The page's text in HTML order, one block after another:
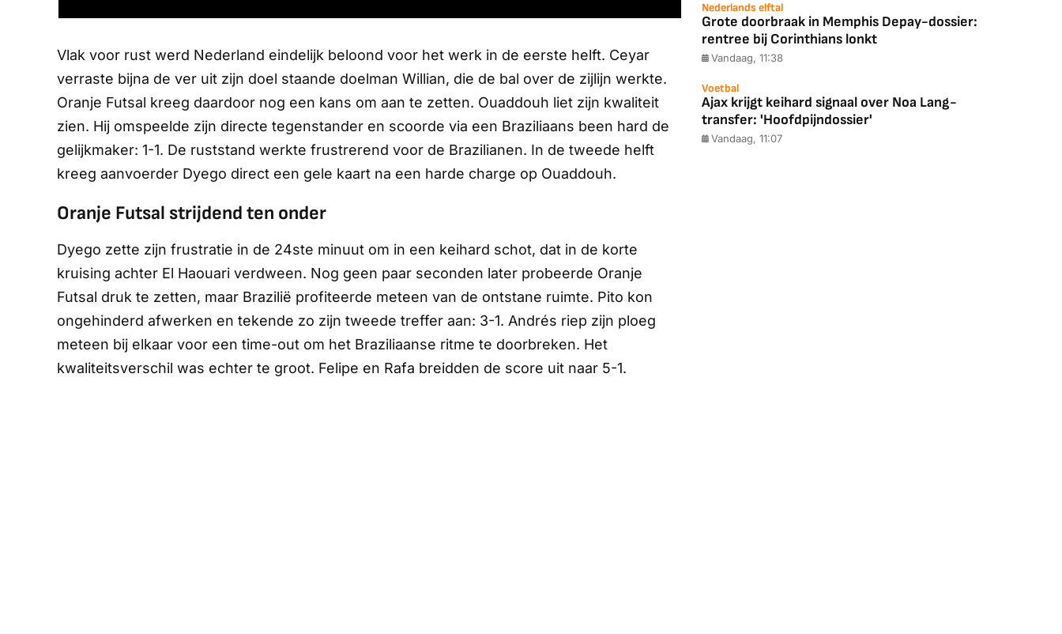
Vlak voor rust werd Nederland eindelijk beloond voor het werk in de eerste helft. Ceyar
verraste bijna de ver uit zijn doel staande doelman Willian, die de bal over de zijlijn werkte.
Oranje Futsal kreeg daardoor nog een kans om aan te zetten. Ouaddouh liet zijn kwaliteit
zien. Hij omspeelde zijn directe tegenstander en scoorde via een Braziliaans been hard de
gelijkmaker: 1-1. De ruststand werkte frustrerend voor de Brazilianen. In de tweede helft
kreeg aanvoerder Dyego direct een gele kaart na een harde charge op Ouaddouh.
Oranje Futsal strijdend ten onder
Dyego zette zijn frustratie in de 24ste minuut om in een keihard schot, dat in de korte
kruising achter El Haouari verdween. Nog geen paar seconden later probeerde Oranje
Futsal druk te zetten, maar Brazilië profiteerde meteen van de ontstane ruimte. Pito kon
ongehinderd afwerken en tekende zo zijn tweede treffer aan: 3-1. Andrés riep zijn ploeg
meteen bij elkaar voor een time-out om het Braziliaanse ritme te doorbreken. Het
kwaliteitsverschil was echter te groot. Felipe en Rafa breidden de score uit naar 5-1.
Nederlands elftal
Grote doorbraak in Memphis Depay-dossier:
rentree bij Corinthians lonkt
Vandaag, 11:38
Voetbal
Ajax krijgt keihard signaal over Noa Lang-
transfer: 'Hoofdpijndossier'
Vandaag, 11:07